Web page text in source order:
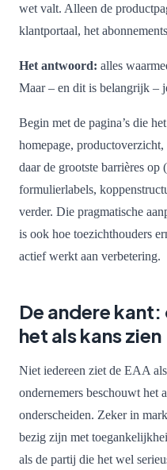
wet valt. Alleen de
klantportaal, het
Het antwoord: alles
Maar – en dit is belangrijk –
Begin met de pagina’s die
homepage,
daar de grootste barrières op
formulierlabels,
verder. Die pragmatische
is ook hoe toezichthouders
actief werkt aan verbetering.
De andere
het als kans zien
Niet iedereen ziet de EAA
ondernemers beschouwt het
onderscheiden. Zeker in
bezig zijn met
als de partij die het wel